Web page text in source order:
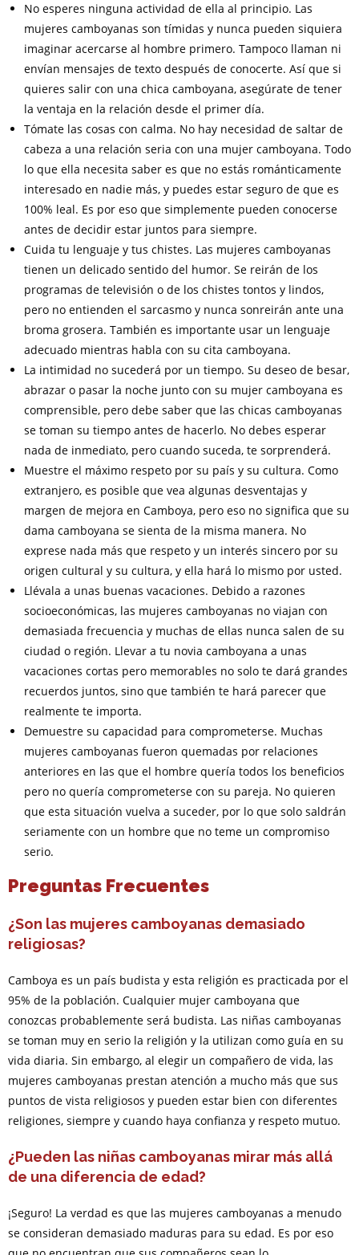
No esperes ninguna actividad de ella al principio. Las
mujeres camboyanas son tímidas y nunca pueden siquiera
imaginar acercarse al hombre primero. Tampoco llaman ni
envían mensajes de texto después de conocerte. Así que si
quieres salir con una chica camboyana, asegúrate de tener
la ventaja en la relación desde el primer día.
Tómate las cosas con calma. No hay necesidad de saltar de
cabeza a una relación seria con una mujer camboyana. Todo
lo que ella necesita saber es que no estás románticamente
interesado en nadie más, y puedes estar seguro de que es
100% leal. Es por eso que simplemente pueden conocerse
antes de decidir estar juntos para siempre.
Cuida tu lenguaje y tus chistes. Las mujeres camboyanas
tienen un delicado sentido del humor. Se reirán de los
programas de televisión o de los chistes tontos y lindos,
pero no entienden el sarcasmo y nunca sonreirán ante una
broma grosera. También es importante usar un lenguaje
adecuado mientras habla con su cita camboyana.
La intimidad no sucederá por un tiempo. Su deseo de besar,
abrazar o pasar la noche junto con su mujer camboyana es
comprensible, pero debe saber que las chicas camboyanas
se toman su tiempo antes de hacerlo. No debes esperar
nada de inmediato, pero cuando suceda, te sorprenderá.
Muestre el máximo respeto por su país y su cultura. Como
extranjero, es posible que vea algunas desventajas y
margen de mejora en Camboya, pero eso no significa que su
dama camboyana se sienta de la misma manera. No
exprese nada más que respeto y un interés sincero por su
origen cultural y su cultura, y ella hará lo mismo por usted.
Llévala a unas buenas vacaciones. Debido a razones
socioeconómicas, las mujeres camboyanas no viajan con
demasiada frecuencia y muchas de ellas nunca salen de su
ciudad o región. Llevar a tu novia camboyana a unas
vacaciones cortas pero memorables no solo te dará grandes
recuerdos juntos, sino que también te hará parecer que
realmente te importa.
Demuestre su capacidad para comprometerse. Muchas
mujeres camboyanas fueron quemadas por relaciones
anteriores en las que el hombre quería todos los beneficios
pero no quería comprometerse con su pareja. No quieren
que esta situación vuelva a suceder, por lo que solo saldrán
seriamente con un hombre que no teme un compromiso
serio.
Preguntas Frecuentes
¿Son las mujeres camboyanas demasiado
religiosas?
Camboya es un país budista y esta religión es practicada por el
95% de la población. Cualquier mujer camboyana que
conozcas probablemente será budista. Las niñas camboyanas
se toman muy en serio la religión y la utilizan como guía en su
vida diaria. Sin embargo, al elegir un compañero de vida, las
mujeres camboyanas prestan atención a mucho más que sus
puntos de vista religiosos y pueden estar bien con diferentes
religiones, siempre y cuando haya confianza y respeto mutuo.
¿Pueden las niñas camboyanas mirar más allá
de una diferencia de edad?
¡Seguro! La verdad es que las mujeres camboyanas a menudo
se consideran demasiado maduras para su edad. Es por eso